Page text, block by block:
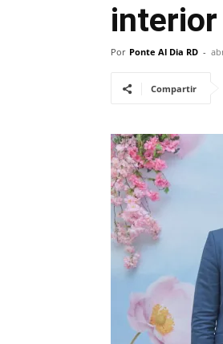
interior
Por Ponte Al Dia RD -
Compartir